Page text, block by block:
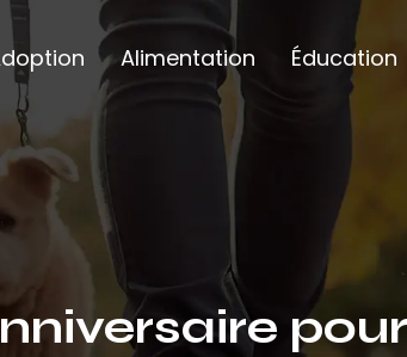
Alimentation Éducation